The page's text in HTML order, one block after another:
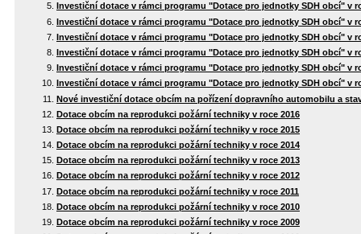
Investiční dotace v rámci programu "Dotace pro jednotky SDH obcí" v
Investiční dotace v rámci programu "Dotace pro jednotky SDH obcí" v
Investiční dotace v rámci programu "Dotace pro jednotky SDH obcí" v
Investiční dotace v rámci programu "Dotace pro jednotky SDH obcí" v
Investiční dotace v rámci programu "Dotace pro jednotky SDH obcí" v
Investiční dotace v rámci programu "Dotace pro jednotky SDH obcí" v
Nové investiční dotace obcím na pořízení dopravního automobilu a
Dotace obcím na reprodukci požární techniky v roce 2016
Dotace obcím na reprodukci požární techniky v roce 2015
Dotace obcím na reprodukci požární techniky v roce 2014
Dotace obcím na reprodukci požární techniky v roce 2013
Dotace obcím na reprodukci požární techniky v roce 2012
Dotace obcím na reprodukci požární techniky v roce 2011
Dotace obcím na reprodukci požární techniky v roce 2010
Dotace obcím na reprodukci požární techniky v roce 2009